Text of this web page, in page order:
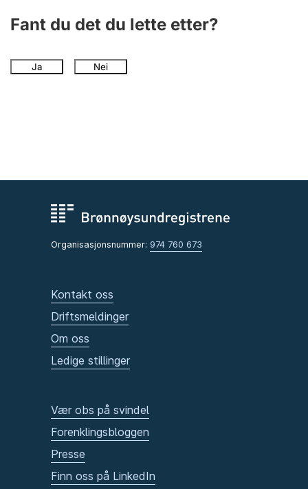
Fant du det du lette etter?
Ja Nei
Organisasjonsnummer: 974 760 673
Kontakt oss
Driftsmeldinger
Om oss
Ledige stillinger
Vær obs på svindel
Forenklingsbloggen
Presse
Finn oss på LinkedIn